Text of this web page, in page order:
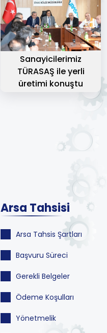
Sanayicilerimiz
TÜRASAŞ ile yerli
üretimi konuştu
Arsa Tahsisi
Arsa Tahsis Şartları
Başvuru Süreci
Gerekli Belgeler
Ödeme Koşulları
Yönetmelik